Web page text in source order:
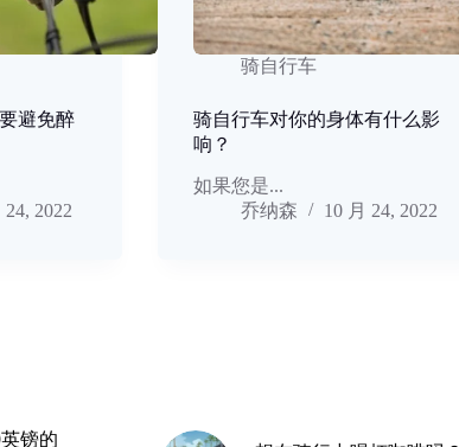
避免醉
24, 2022
骑自行车
骑自行车对你的身体有什么影
响？
如果您是...
乔纳森
10 月 24, 2022
镑的